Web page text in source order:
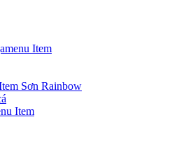
Item
Sơn Rainbow
Item